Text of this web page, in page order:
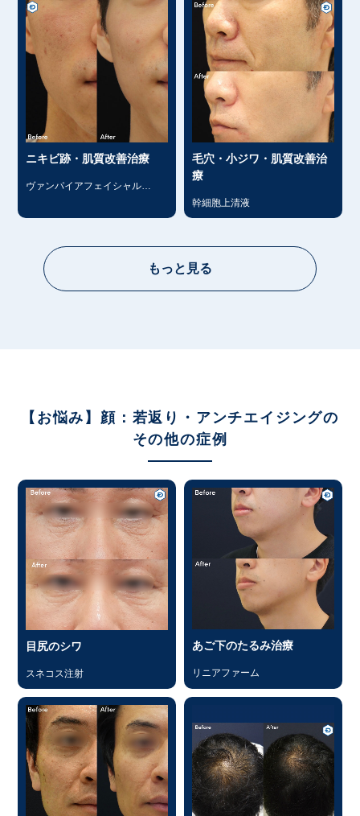
ニキビ跡・肌質改善治療
ヴァンパイアフェイシャル
毛穴・小ジワ・肌質改善治
療
幹細胞上清液
もっと見る
【お悩み】顔：若返り・アンチエイジングの
その他の症例
目尻のシワ
スネコス注射
あご下のたるみ治療
リニアファーム